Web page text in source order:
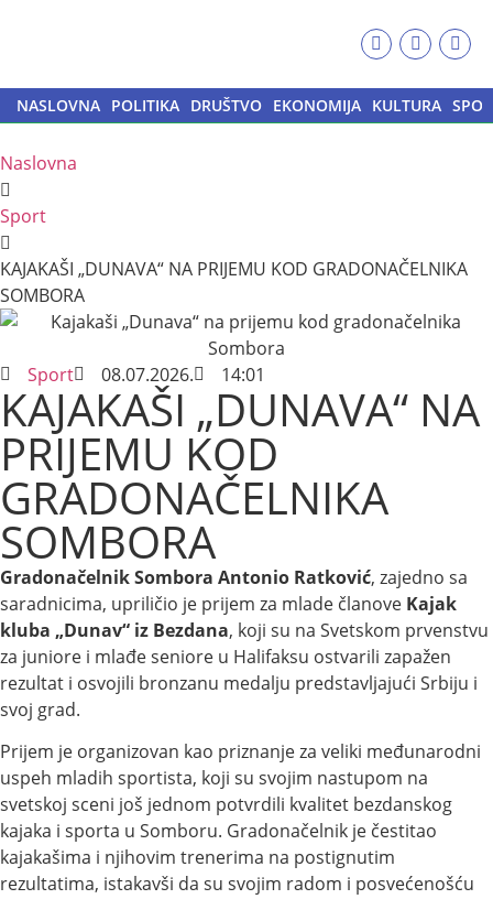
NASLOVNA POLITIKA DRUŠTVO EKONOMIJA KULTURA
Naslovna
Sport
KAJAKAŠI „DUNAVA“ NA PRIJEMU KOD GRADONAČELNIKA
SOMBORA
Sport 08.07.2026. 14:01
KAJAKAŠI „DUNAVA“ NA
PRIJEMU KOD
GRADONAČELNIKA
SOMBORA
Gradonačelnik Sombora Antonio Ratković, zajedno sa
saradnicima, upriličio je prijem za mlade članove Kajak
kluba „Dunav“ iz Bezdana, koji su na Svetskom prvenstvu
za juniore i mlađe seniore u Halifaksu ostvarili zapažen
rezultat i osvojili bronzanu medalju predstavljajući Srbiju i
svoj grad.
Prijem je organizovan kao priznanje za veliki međunarodni
uspeh mladih sportista, koji su svojim nastupom na
svetskoj sceni još jednom potvrdili kvalitet bezdanskog
kajaka i sporta u Somboru. Gradonačelnik je čestitao
kajakašima i njihovim trenerima na postignutim
rezultatima, istakavši da su svojim radom i posvećenošću